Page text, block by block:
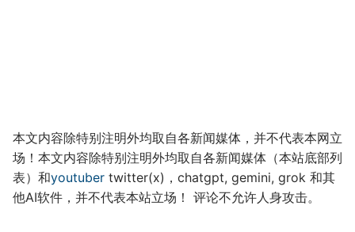
本文内容除特别注明外均取自各新闻媒体，并不代表本网立
场！本文内容除特别注明外均取自各新闻媒体（本站底部列
表）和youtuber twitter(x)，chatgpt, gemini, grok 和其
他AI软件，并不代表本站立场！ 评论不允许人身攻击。